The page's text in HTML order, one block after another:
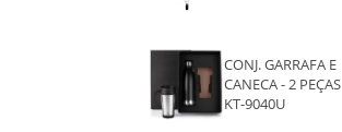
CONJ. GARRAFA E
CANECA - 2 PEÇAS
KT-9040U